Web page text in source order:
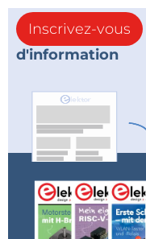
Inscrivez-vous
d'information